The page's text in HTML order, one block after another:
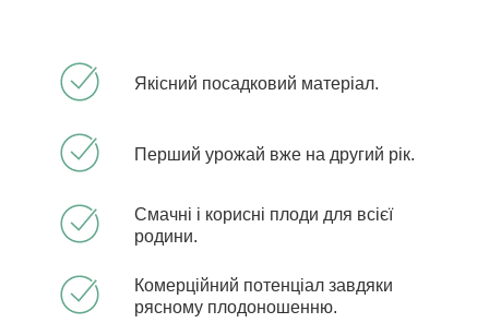
Якісний посадковий матеріал.
Перший урожай вже на другий рік.
Смачні і корисні плоди для всієї
родини.
Комерційний потенціал завдяки
рясному плодоношенню.